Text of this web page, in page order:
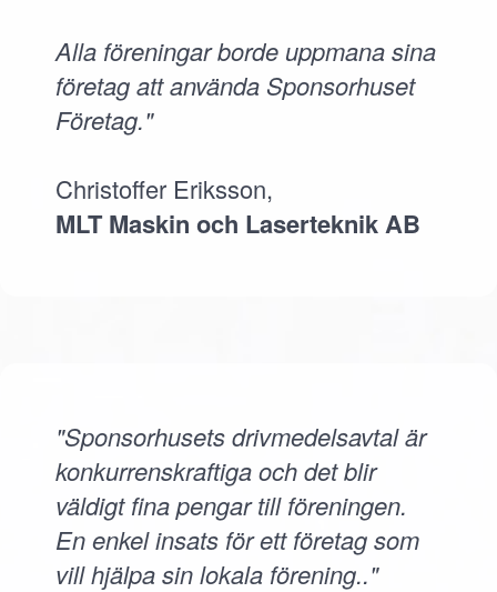
Alla föreningar borde uppmana sina
företag att använda Sponsorhuset
Företag."
Christoffer Eriksson,
MLT Maskin och Laserteknik AB
"Sponsorhusets drivmedelsavtal är
konkurrenskraftiga och det blir
väldigt fina pengar till föreningen.
En enkel insats för ett företag som
vill hjälpa sin lokala förening.."